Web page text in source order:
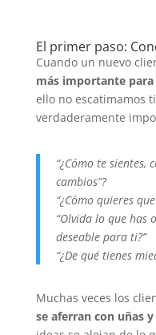
El primer paso:
Cuando un nuevo
más importante
ello no escatimamos
verdaderamente
“¿Cómo te sientes,
cambios”?
“¿Cómo quieres
“Olvida lo que has
deseable para ti?”
“¿De qué tienes
Muchas veces los
se aferran con uñas